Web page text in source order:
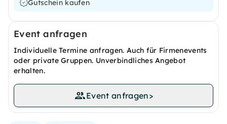
Gutschein kaufen
Event anfragen
Individuelle Termine anfragen. Auch für Firmenevents
oder private Gruppen. Unverbindliches Angebot
erhalten.
Event anfragen>